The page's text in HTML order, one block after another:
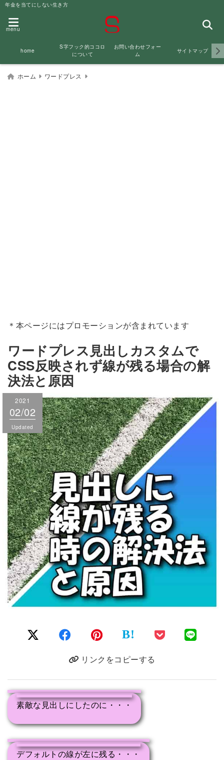
年金を当てにしない生き方
menu
home
S字フック的ココロ
について
お問い合わせフォー
ム
サイトマップ
ホーム ワードプレス
＊本ページにはプロモーションが含まれています
ワードプレス見出しカスタムで
CSS反映されず線が残る場合の解
決法と原因
2021
02/02
Updated
2021
02/02
Published
B!
リンクをコピーする
素敵な見出しにしたのに・・・
デフォルトの線が左に残る・・・